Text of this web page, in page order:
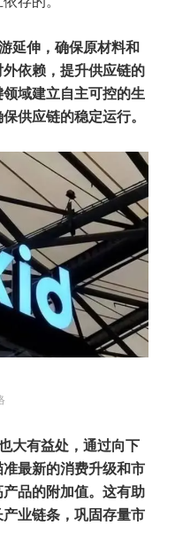
延伸，确保原材料和
依赖，提升供应链的
域建立自主可控的生
供应链的稳定运行。
大有益处，通过向下
最新的消费升级和市
品的附加值。这有助
业链条，巩固存量市